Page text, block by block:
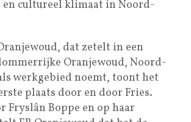
en cultureel klimaat in Noord-
dat zetelt in een
Oranjewoud, Noord-
werkgebied noemt, toont het
plaats door en door Fries.
Fryslân Boppe en op haar